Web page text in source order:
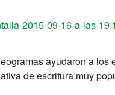
ayudaron a los
de escritura muy